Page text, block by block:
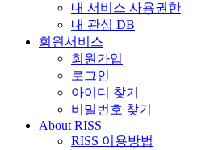
내 서비스 사용권한
내 관심 DB
회원서비스
회원가입
로그인
아이디 찾기
비밀번호 찾기
About RISS
RISS 이용방법